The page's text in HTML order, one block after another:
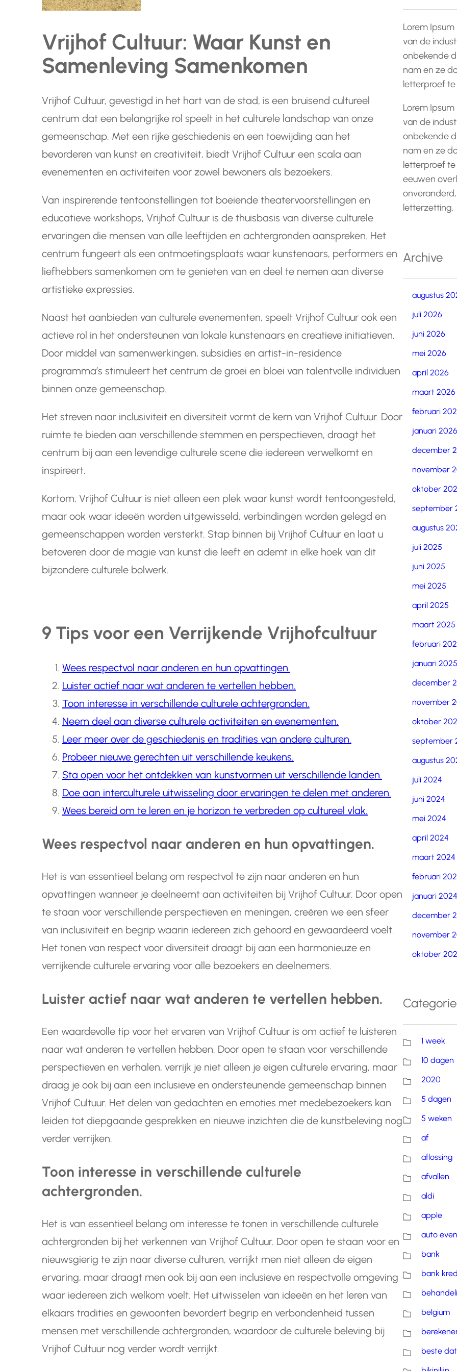
Vrijhof Cultuur: Waar Kunst en
Samenleving Samenkomen
Vrijhof Cultuur, gevestigd in het hart van de stad, is een bruisend cultureel
centrum dat een belangrijke rol speelt in het culturele landschap van onze
gemeenschap. Met een rijke geschiedenis en een toewijding aan het
bevorderen van kunst en creativiteit, biedt Vrijhof Cultuur een scala aan
evenementen en activiteiten voor zowel bewoners als bezoekers.
Van inspirerende tentoonstellingen tot boeiende theatervoorstellingen en
educatieve workshops, Vrijhof Cultuur is de thuisbasis van diverse culturele
ervaringen die mensen van alle leeftijden en achtergronden aanspreken. Het
centrum fungeert als een ontmoetingsplaats waar kunstenaars, performers en
liefhebbers samenkomen om te genieten van en deel te nemen aan diverse
artistieke expressies.
Naast het aanbieden van culturele evenementen, speelt Vrijhof Cultuur ook een
actieve rol in het ondersteunen van lokale kunstenaars en creatieve initiatieven.
Door middel van samenwerkingen, subsidies en artist-in-residence
programma’s stimuleert het centrum de groei en bloei van talentvolle individuen
binnen onze gemeenschap.
Het streven naar inclusiviteit en diversiteit vormt de kern van Vrijhof Cultuur. Door
ruimte te bieden aan verschillende stemmen en perspectieven, draagt het
centrum bij aan een levendige culturele scene die iedereen verwelkomt en
inspireert.
Kortom, Vrijhof Cultuur is niet alleen een plek waar kunst wordt tentoongesteld,
maar ook waar ideeën worden uitgewisseld, verbindingen worden gelegd en
gemeenschappen worden versterkt. Stap binnen bij Vrijhof Cultuur en laat u
betoveren door de magie van kunst die leeft en ademt in elke hoek van dit
bijzondere culturele bolwerk.
9 Tips voor een Verrijkende Vrijhofcultuur
Wees respectvol naar anderen en hun opvattingen.
Luister actief naar wat anderen te vertellen hebben.
Toon interesse in verschillende culturele achtergronden.
Neem deel aan diverse culturele activiteiten en evenementen.
Leer meer over de geschiedenis en tradities van andere culturen.
Probeer nieuwe gerechten uit verschillende keukens.
Sta open voor het ontdekken van kunstvormen uit verschillende landen.
Doe aan interculturele uitwisseling door ervaringen te delen met anderen.
Wees bereid om te leren en je horizon te verbreden op cultureel vlak.
Wees respectvol naar anderen en hun opvattingen.
Het is van essentieel belang om respectvol te zijn naar anderen en hun
opvattingen wanneer je deelneemt aan activiteiten bij Vrijhof Cultuur. Door open
te staan voor verschillende perspectieven en meningen, creëren we een sfeer
van inclusiviteit en begrip waarin iedereen zich gehoord en gewaardeerd voelt.
Het tonen van respect voor diversiteit draagt bij aan een harmonieuze en
verrijkende culturele ervaring voor alle bezoekers en deelnemers.
Luister actief naar wat anderen te vertellen hebben.
Een waardevolle tip voor het ervaren van Vrijhof Cultuur is om actief te luisteren
naar wat anderen te vertellen hebben. Door open te staan voor verschillende
perspectieven en verhalen, verrijk je niet alleen je eigen culturele ervaring, maar
draag je ook bij aan een inclusieve en ondersteunende gemeenschap binnen
Vrijhof Cultuur. Het delen van gedachten en emoties met medebezoekers kan
leiden tot diepgaande gesprekken en nieuwe inzichten die de kunstbeleving nog
verder verrijken.
Toon interesse in verschillende culturele
achtergronden.
Het is van essentieel belang om interesse te tonen in verschillende culturele
achtergronden bij het verkennen van Vrijhof Cultuur. Door open te staan voor en
nieuwsgierig te zijn naar diverse culturen, verrijkt men niet alleen de eigen
ervaring, maar draagt men ook bij aan een inclusieve en respectvolle omgeving
waar iedereen zich welkom voelt. Het uitwisselen van ideeën en het leren van
elkaars tradities en gewoonten bevordert begrip en verbondenheid tussen
mensen met verschillende achtergronden, waardoor de culturele beleving bij
Vrijhof Cultuur nog verder wordt verrijkt.
Lorem
van de
onbekende
nam en ze
letterproef te
Lorem
van de
onbekende
nam en ze
letterproef te
eeuwen
letterzetting.
Archive
augustus
juli 2026
juni 2026
mei 2026
april 2026
maart 2026
februari
januari 2026
december
november
oktober
september
augustus
juli 2025
juni 2025
mei 2025
april 2025
maart 2025
februari
januari 2025
december
november
oktober
september
augustus
juli 2024
juni 2024
mei 2024
april 2024
maart 2024
februari
januari 2024
december
november
oktober
1 week
10 dagen
2020
5 dagen
5 weken
af
aflossing
afvallen
aldi
apple
auto
bank
bank
belgium
beste